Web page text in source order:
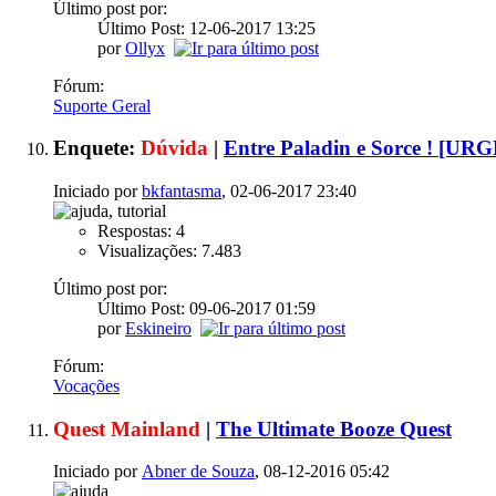
Último post por:
Último Post: 12-06-2017 13:25
porOllyx
Fórum:
Suporte Geral
Enquete: Dúvida | Entre Paladin e Sorce !
Iniciado porbkfantasma, 02-06-2017 23:40
Respostas: 4
Visualizações: 7.483
Último post por:
Último Post: 09-06-2017 01:59
porEskineiro
Fórum:
Vocações
Quest Mainland | The Ultimate Booze Quest
Iniciado por Abner de Souza, 08-12-2016 05:42